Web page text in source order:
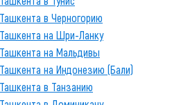
в Черногорию
на Шри-Ланку
на Мальдивы
на Индонезию (Бали)
в Танзанию